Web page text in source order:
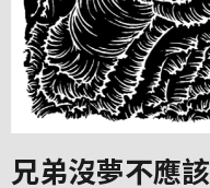
兄弟沒夢不應該